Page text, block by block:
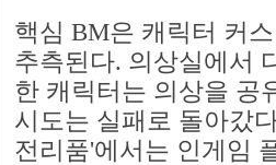
핵심 BM은 캐릭터 커
추측된다. 의상실에서
한 캐릭터는 의상을 공
시도는 실패로 돌아갔
전리품'에서는 인게임